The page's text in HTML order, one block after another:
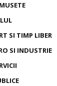
SI TIMP LIBER
SI INDUSTRIE